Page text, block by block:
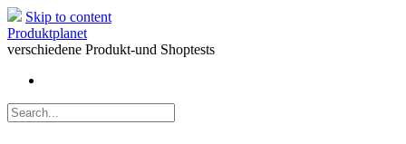
Skip to content
Produktplanet
verschiedene Produkt-und Shoptests